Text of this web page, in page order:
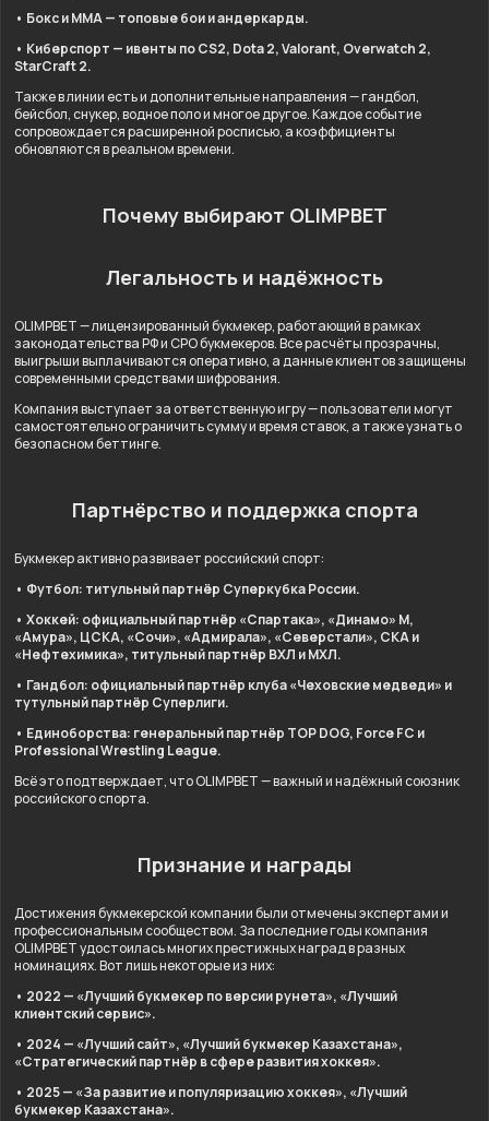
• Бокс и ММА — топовые бои и андеркарды.
• Киберспорт — ивенты по CS2, Dota 2, Valorant, Overwatch 2,
StarCraft 2.
Также в линии есть и дополнительные направления — гандбол,
бейсбол, снукер, водное поло и многое другое. Каждое событие
сопровождается расширенной росписью, а коэффициенты
обновляются в реальном времени.
Почему выбирают OLIMPBET
Легальность и надёжность
OLIMPBET — лицензированный букмекер, работающий в рамках
законодательства РФ и СРО букмекеров. Все расчёты прозрачны,
выигрыши выплачиваются оперативно, а данные клиентов защищены
современными средствами шифрования.
Компания выступает за ответственную игру — пользователи могут
самостоятельно ограничить сумму и время ставок, а также узнать о
безопасном беттинге.
Партнёрство и поддержка спорта
Букмекер активно развивает российский спорт:
• Футбол: титульный партнёр Суперкубка России.
• Хоккей: официальный партнёр «Спартака», «Динамо» М,
«Амура», ЦСКА, «Сочи», «Адмирала», «Северстали», СКА и
«Нефтехимика», титульный партнёр ВХЛ и МХЛ.
• Гандбол: официальный партнёр клуба «Чеховские медведи» и
тутульный партнёр Суперлиги.
• Единоборства: генеральный партнёр TOP DOG, Force FC и
Professional Wrestling League.
Всё это подтверждает, что OLIMPBET — важный и надёжный союзник
российского спорта.
Признание и награды
Достижения букмекерской компании были отмечены экспертами и
профессиональным сообществом. За последние годы компания
OLIMPBET удостоилась многих престижных наград в разных
номинациях. Вот лишь некоторые из них:
• 2022 — «Лучший букмекер по версии рунета», «Лучший
клиентский сервис».
• 2024 — «Лучший сайт», «Лучший букмекер Казахстана»,
«Стратегический партнёр в сфере развития хоккея».
• 2025 — «За развитие и популяризацию хоккея», «Лучший
букмекер Казахстана».